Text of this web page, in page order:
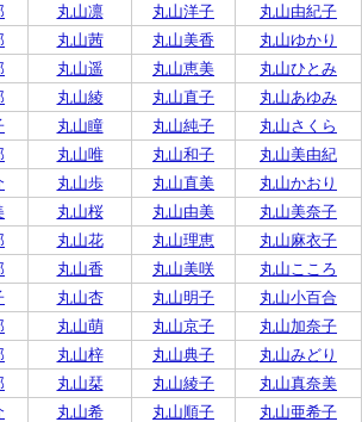
丸山凛 丸山洋子
丸山由紀子
丸山茜 丸山美香
丸山ゆかり
丸山遥 丸山恵美
丸山ひとみ
丸山綾 丸山直子
丸山あゆみ
丸山瞳 丸山純子
丸山さくら
丸山唯 丸山和子
丸山美由紀
丸山歩 丸山直美
丸山かおり
丸山桜 丸山由美
丸山美奈子
丸山花 丸山理恵
丸山麻衣子
丸山香 丸山美咲
丸山こころ
丸山杏 丸山明子
丸山小百合
丸山萌 丸山京子
丸山加奈子
丸山梓 丸山典子
丸山みどり
丸山栞 丸山綾子
丸山真奈美
丸山希 丸山順子
丸山亜希子